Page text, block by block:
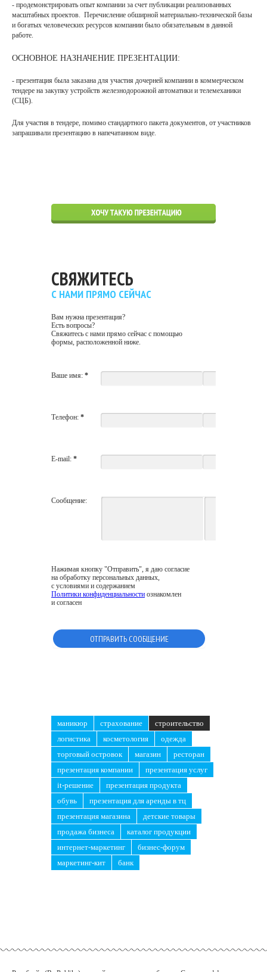
- продемонстрировать опыт компании за счет публикации реализованных
масштабных проектов. Перечисление обширной материально-технической базы
и богатых человеческих ресурсов компании было обязательным в данной
работе.
ОСНОВНОЕ НАЗНАЧЕНИЕ ПРЕЗЕНТАЦИИ:
- презентация была заказана для участия дочерней компании в коммерческом
тендере на закупку устройств железнодорожной автоматики и телемеханики
(СЦБ).
Для участия в тендере, помимо стандартного пакета документов, от участников
запрашивали презентацию в напечатанном виде.
СВЯЖИТЕСЬ
С НАМИ ПРЯМО СЕЙЧАС
Вам нужна презентация?
Есть вопросы?
Свяжитесь с нами прямо сейчас с помощью
формы, расположенной ниже.
Ваше имя: *
Телефон: *
E-mail: *
Сообщение:
Нажимая кнопку "Отправить", я даю согласие
на обработку персональных данных,
с условиями и содержанием
Политики конфиденциальности ознакомлен
и согласен
маникюр страхование
строительство
логистика
косметология
одежда
торговый островок
магазин
ресторан
презентация компании
презентация услуг
it-решение
презентация продукта
обувь
презентация для аренды в тц
презентация магазина
детские товары
продажа бизнеса
каталог продукции
интернет-маркетинг
бизнес-форум
маркетинг-кит
банк